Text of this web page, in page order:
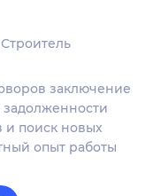
заключение
и поиск новых
опыт работы